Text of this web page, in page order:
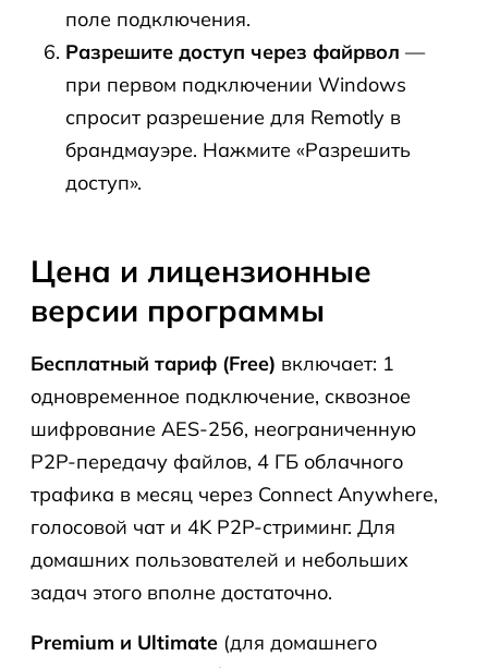
поле подключения.
Разрешите доступ через файрвол —
при первом подключении Windows
спросит разрешение для Remotly в
брандмауэре. Нажмите «Разрешить
доступ».
Цена и лицензионные
версии программы
Бесплатный тариф (Free) включает: 1
одновременное подключение, сквозное
шифрование AES-256, неограниченную
P2P-передачу файлов, 4 ГБ облачного
трафика в месяц через Connect Anywhere,
голосовой чат и 4K P2P-стриминг. Для
домашних пользователей и небольших
задач этого вполне достаточно.
Premium и Ultimate (для домашнего